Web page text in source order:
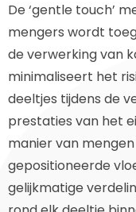
De ‘gentle touch’
mengers wordt
de verwerking van
minimaliseert het
deeltjes tijdens de
prestaties van het
manier van
gepositioneerde
gelijkmatige